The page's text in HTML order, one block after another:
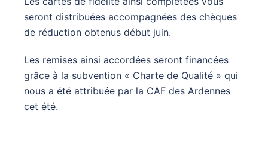
seront distribuées accompagnées des chèques
de réduction obtenus début juin.
Les remises ainsi accordées seront financées
grâce à la subvention « Charte de Qualité » qui
nous a été attribuée par la CAF des Ardennes
cet été.